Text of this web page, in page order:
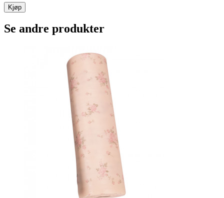
Kjøp
Se andre produkter